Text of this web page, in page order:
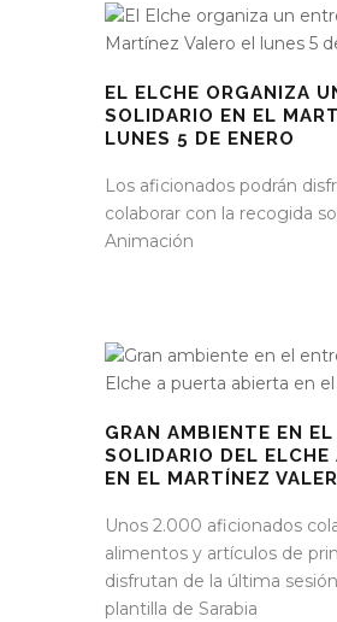
EL ELCHE ORGANIZA
SOLIDARIO EN EL
LUNES 5 DE ENERO
Los aficionados podrán
colaborar con la recogida
Animación
GRAN AMBIENTE EN
SOLIDARIO DEL
EN EL MARTÍNEZ
Unos 2.000 aficionados
alimentos y artículos de
disfrutan de la última
plantilla de Sarabia